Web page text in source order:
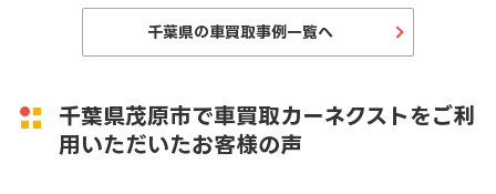
千葉県の車買取事例一覧へ
千葉県茂原市で車買取カーネクストをご利
用いただいたお客様の声